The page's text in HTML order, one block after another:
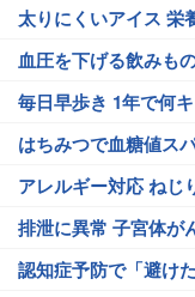
太りにくいアイス 栄
血圧を下げる飲みも
毎日早歩き 1年で何
はちみつで血糖値ス
アレルギー対応 ねじ
排泄に異常 子宮体が
認知症予防で「避け